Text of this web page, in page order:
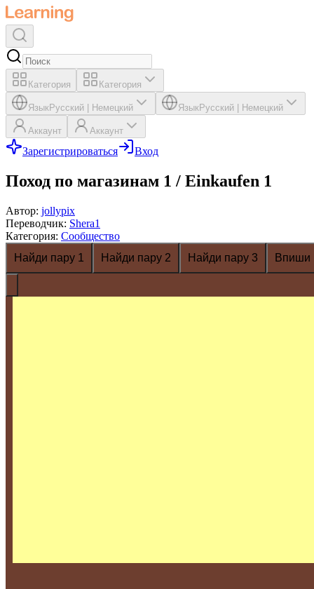
Категория Категория
ЯзыкРусский Немецкий ЯзыкРусский Немецкий
Аккаунт Аккаунт
Зарегистрироваться Вход
Поход по магазинам 1 / Einkaufen 1
Автор: jollypix
Переводчик: Shera1
Категория: Сообщество
Найди пару 1
Найди пару 2 Найди пару 3 Впиши